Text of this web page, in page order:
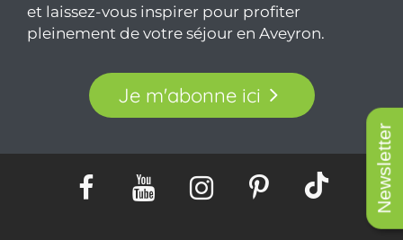
Newsletter
et laissez-vous inspirer pour profiter
pleinement de votre séjour en Aveyron.
Je m'abonne ici